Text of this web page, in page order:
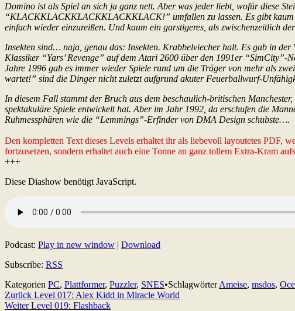
Domino ist als Spiel an sich ja ganz nett. Aber was jeder liebt, wofür diese
“KLACKKLACKKLACKKLACKKLACK!” umfallen zu lassen. Es gibt kaum
einfach wieder einzureißen. Und kaum ein garstigeres, als zwischenzeitlich
Insekten sind… naja, genau das: Insekten. Krabbelviecher halt. Es gab in
Klassiker “Yars’ Revenge” auf dem Atari 2600 über den 1991er
Jahre 1996 gab es immer wieder Spiele rund um die Träger von mehr als
wartet!” sind die Dinger nicht zuletzt aufgrund akuter Feuerballwurf-
In diesem Fall stammt der Bruch aus dem beschaulich-britischen
spektakuläre Spiele entwickelt hat. Aber im Jahr 1992, da erschufen die
Ruhmessphären wie die “Lemmings”-Erfinder von DMA Design schubste….
Den kompletten Text dieses Levels erhaltet ihr als liebevoll layoutetes PDF,
fortzusetzen, sondern erhaltet auch eine Tonne an ganz tollem Extra-Kram
+++
Diese Diashow benötigt JavaScript.
Podcast: Play in new window | Download
Subscribe: RSS
Kategorien PC, Plattformer, Puzzler, SNES•SchlagwörterAmeise, msdos,
Beitragsnavigation
Zurück Level 017: Alex Kidd in Miracle World
Weiter Level 019: Flashback